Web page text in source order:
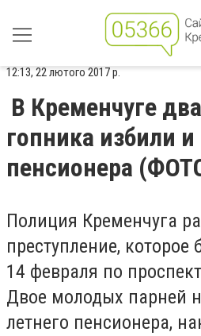
12:13, 22 лютого 2017 р.
В Кременчуге
гопника избили и
пенсионера
Полиция Кременчуга
преступление,
14 февраля по
Двое молодых парней
летнего пенсионера,